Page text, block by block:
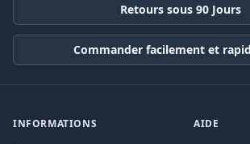
Retours sous 90 Jours
Commander facilement et
INFORMATIONS AIDE